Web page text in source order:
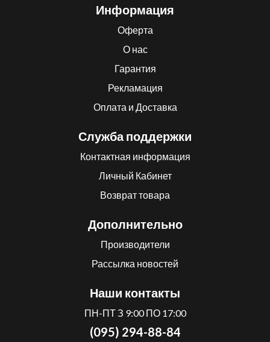
Информация
Оферта
О нас
Гарантия
Рекламация
Оплата и Доставка
Служба поддержки
Контактная информация
Личный Кабинет
Возврат товара
Дополнительно
Производители
Рассылка новостей
Наши контакты
ПН-ПТ З 9:00 ПО 17:00
(095) 294-88-84